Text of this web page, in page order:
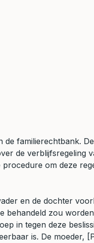
familierechtbank.
de verblijfsregeling
om deze
en de dochter
behandeld zou
in tegen deze
is. De moeder,